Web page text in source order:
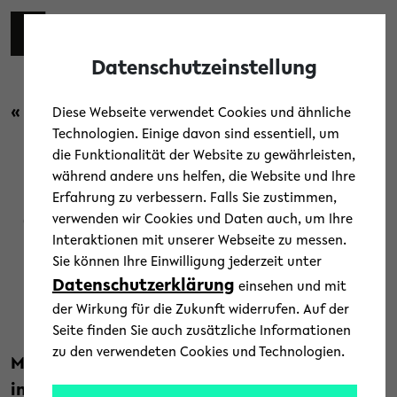
Skip to main content
« Zurück zur Übersicht
Forschung News
Größte Sammlung kosmischer
Radioquellen veröffentlicht
19. Februar 2026
Text: Jörg Heeren
Mehr als zehn Jahre lang beobachtete
internationales Forschungsteam
Datenschutzeinstellung
Diese Webseite verwendet Cookies und ähnliche
Technologien. Einige davon sind essentiell, um
die Funktionalität der Website zu gewährleisten,
während andere uns helfen, die Website und Ihre
Erfahrung zu verbessern. Falls Sie zustimmen,
verwenden wir Cookies und Daten auch, um Ihre
Interaktionen mit unserer Webseite zu messen.
Sie können Ihre Einwilligung jederzeit unter
Datenschutzerklärung einsehen und mit
der Wirkung für die Zukunft widerrufen. Auf der
Seite finden Sie auch zusätzliche Informationen
zu den verwendeten Cookies und Technologien.